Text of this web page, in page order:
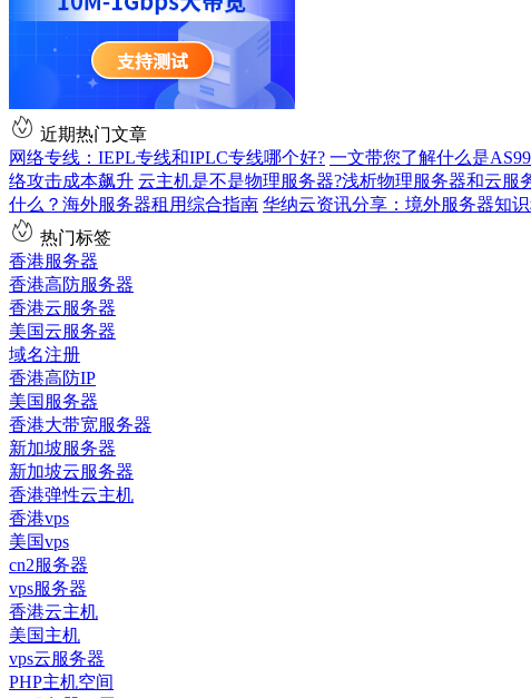
近期热门文章
网络专线：IEPL专线和IPLC专线哪个好? 一文带您了解什么是
络攻击成本飙升 云主机是不是物理服务器?浅析物理服务器和云服
什么？海外服务器租用综合指南 华纳云资讯分享：境外服务器知
热门标签
香港服务器
香港高防服务器
香港云服务器
美国云服务器
域名注册
香港高防IP
美国服务器
香港大带宽服务器
新加坡服务器
新加坡云服务器
香港弹性云主机
香港vps
美国vps
cn2服务器
vps服务器
香港云主机
美国主机
vps云服务器
PHP主机空间